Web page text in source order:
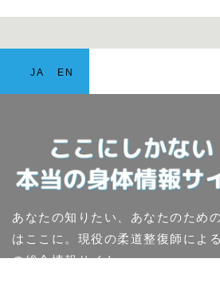
EN
JA
あなたの知りたい、あなたのため
はここに。現役の柔道整復師によ
の総合情報サイト